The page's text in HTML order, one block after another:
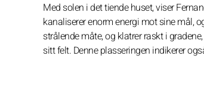
Med solen i det tiende huset, viser
kanaliserer enorm energi mot sine mål,
strålende måte, og klatrer raskt i
sitt felt. Denne plasseringen indikerer